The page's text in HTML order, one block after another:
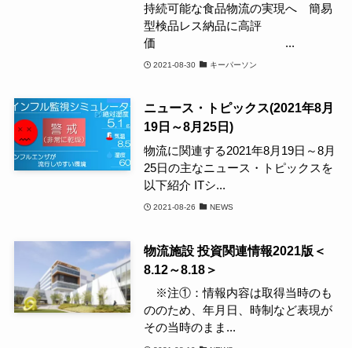
持続可能な食品物流の実現へ 簡易
型検品レス納品に高評
価 ...
2021-08-30 キーパーソン
ニュース・トピックス(2021年8月
19日～8月25日)
物流に関連する2021年8月19日～8月
25日の主なニュース・トピックスを
以下紹介 ITシ...
2021-08-26 NEWS
物流施設 投資関連情報2021版＜
8.12～8.18＞
※注①：情報内容は取得当時のも
ののため、年月日、時制など表現が
その当時のまま...